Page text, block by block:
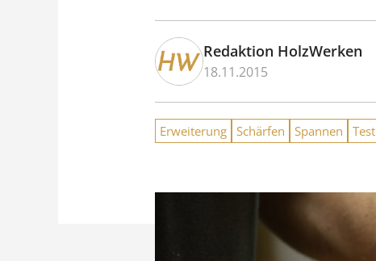
Redaktion HolzWerken
18.11.2015
Erweiterung Schärfen Spannen Test